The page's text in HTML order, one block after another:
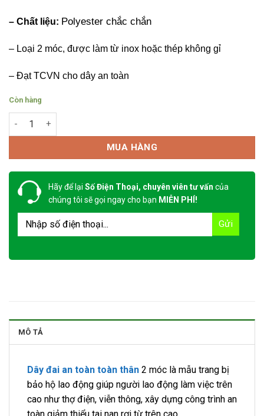
– Chất liệu: Polyester chắc chắn
– Loại 2 móc, được làm từ inox hoặc thép không gỉ
– Đạt TCVN cho dây an toàn
Còn hàng
Dây toàn thân 2 móc số lượng
MUA HÀNG
Hãy để lại Số Điện Thoại, chuyên viên tư vấn của
chúng tôi sẽ gọi ngay cho bạn MIỄN PHÍ!
MÔ TẢ
Dây đai an toàn toàn thân 2 móc là mẫu trang bị
bảo hộ lao động giúp người lao động làm việc trên
cao như thợ điện, viễn thông, xây dựng công trình an
toàn giảm thiểu tai nan rơi từ trên cao.